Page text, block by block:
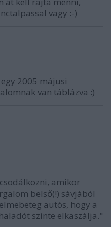
vagy :-)
2005 májusi
van táblázva :)
amikor
belső(!) sávjából
autós, hogy a
szinte elkaszálja."